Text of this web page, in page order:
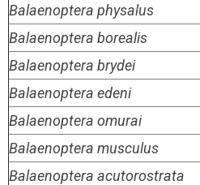
Balaenoptera physalus
Balaenoptera borealis
Balaenoptera brydei
Balaenoptera edeni
Balaenoptera omurai
Balaenoptera musculus
Balaenoptera acutorostrata